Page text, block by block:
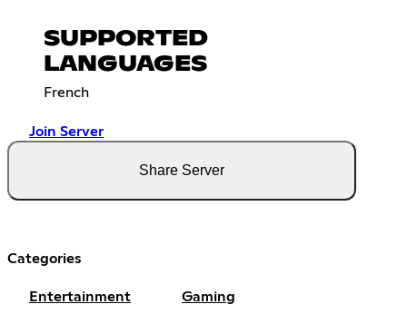
SUPPORTED
LANGUAGES
French
Join Server
Share Server
Categories
Entertainment Gaming